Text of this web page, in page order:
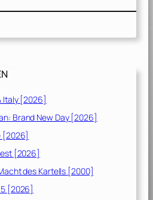
Italy [2026]
Brand New Day [2026]
[2026]
[2026]
des Kartells [2000]
[2026]